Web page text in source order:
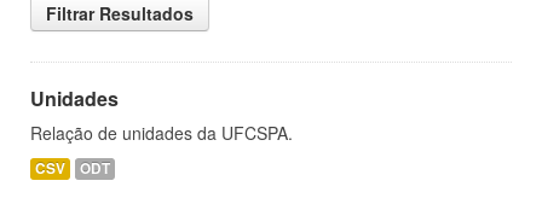
Filtrar Resultados
Unidades
Relação de unidades da UFCSPA.
CSV ODT